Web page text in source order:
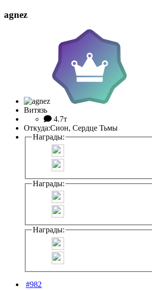
agnez
Витязь
4.7т
Откуда:Сион, Сердце Тьмы
Награды:
Награды:
Награды:
#982